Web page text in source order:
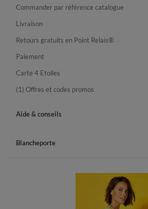
Commander par référence catalogue
Livraison
Retours gratuits en Point Relais®
Paiement
Carte 4 Etoiles
(1) Offres et codes promos
Aide & conseils
Blancheporte